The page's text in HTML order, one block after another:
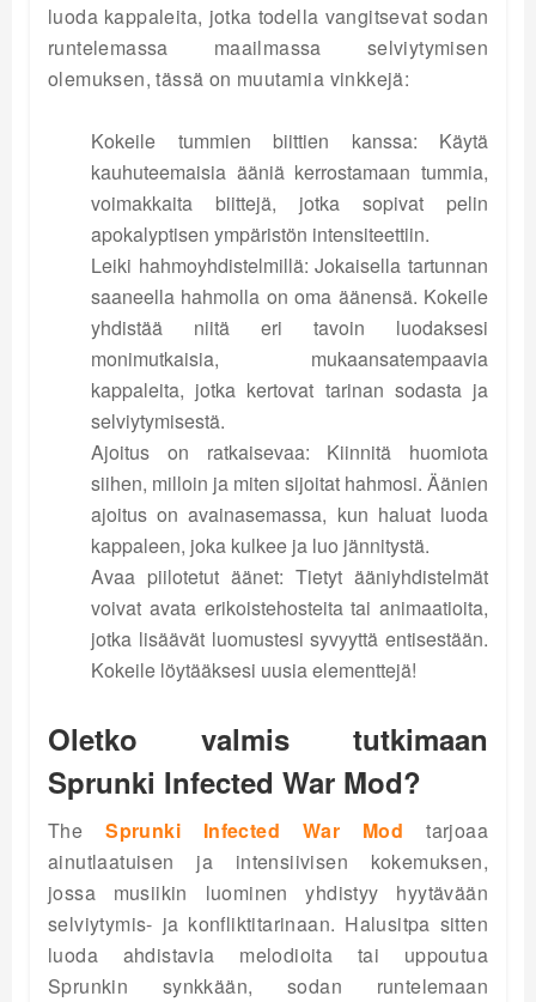
luoda kappaleita, jotka todella vangitsevat sodan
runtelemassa maailmassa selviytymisen
olemuksen, tässä on muutamia vinkkejä:
Kokeile tummien biittien kanssa: Käytä
kauhuteemaisia ääniä kerrostamaan tummia,
voimakkaita biittejä, jotka sopivat pelin
apokalyptisen ympäristön intensiteettiin.
Leiki hahmoyhdistelmillä: Jokaisella tartunnan
saaneella hahmolla on oma äänensä. Kokeile
yhdistää niitä eri tavoin luodaksesi
monimutkaisia, mukaansatempaavia
kappaleita, jotka kertovat tarinan sodasta ja
selviytymisestä.
Ajoitus on ratkaisevaa: Kiinnitä huomiota
siihen, milloin ja miten sijoitat hahmosi. Äänien
ajoitus on avainasemassa, kun haluat luoda
kappaleen, joka kulkee ja luo jännitystä.
Avaa piilotetut äänet: Tietyt ääniyhdistelmät
voivat avata erikoistehosteita tai animaatioita,
jotka lisäävät luomustesi syvyyttä entisestään.
Kokeile löytääksesi uusia elementtejä!
Oletko valmis tutkimaan
Sprunki Infected War Mod?
TheSprunki Infected War Mod tarjoaa
ainutlaatuisen ja intensiivisen kokemuksen,
jossa musiikin luominen yhdistyy hyytävään
selviytymis- ja konfliktitarinaan. Halusitpa sitten
luoda ahdistavia melodioita tai uppoutua
Sprunkin synkkään, sodan runtelemaan